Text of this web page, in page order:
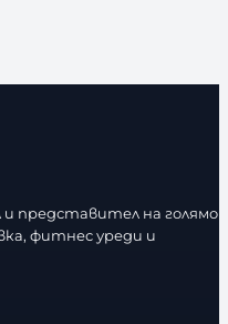
представител на голямо
фитнес уреди и